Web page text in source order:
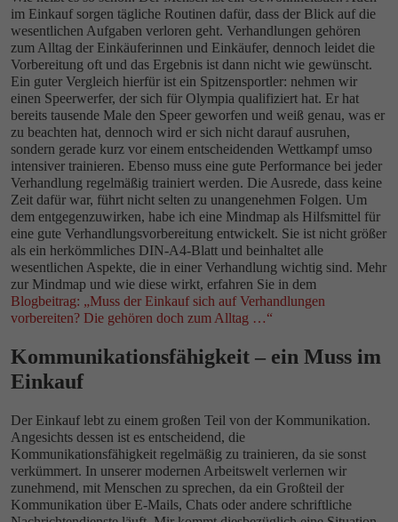
im Einkauf sorgen tägliche Routinen dafür, dass der Blick auf die
wesentlichen Aufgaben verloren geht. Verhandlungen gehören
zum Alltag der Einkäuferinnen und Einkäufer, dennoch leidet die
Vorbereitung oft und das Ergebnis ist dann nicht wie gewünscht.
Ein guter Vergleich hierfür ist ein Spitzensportler: nehmen wir
einen Speerwerfer, der sich für Olympia qualifiziert hat. Er hat
bereits tausende Male den Speer geworfen und weiß genau, was er
zu beachten hat, dennoch wird er sich nicht darauf ausruhen,
sondern gerade kurz vor einem entscheidenden Wettkampf umso
intensiver trainieren. Ebenso muss eine gute Performance bei jeder
Verhandlung regelmäßig trainiert werden. Die Ausrede, dass keine
Zeit dafür war, führt nicht selten zu unangenehmen Folgen. Um
dem entgegenzuwirken, habe ich eine Mindmap als Hilfsmittel für
eine gute Verhandlungsvorbereitung entwickelt. Sie ist nicht größer
als ein herkömmliches DIN-A4-Blatt und beinhaltet alle
wesentlichen Aspekte, die in einer Verhandlung wichtig sind. Mehr
zur Mindmap und wie diese wirkt, erfahren Sie in dem
Blogbeitrag: „Muss der Einkauf sich auf Verhandlungen
vorbereiten? Die gehören doch zum Alltag …“
Kommunikationsfähigkeit – ein Muss im
Einkauf
Der Einkauf lebt zu einem großen Teil von der Kommunikation.
Angesichts dessen ist es entscheidend, die
Kommunikationsfähigkeit regelmäßig zu trainieren, da sie sonst
verkümmert. In unserer modernen Arbeitswelt verlernen wir
zunehmend, mit Menschen zu sprechen, da ein Großteil der
Kommunikation über E-Mails, Chats oder andere schriftliche